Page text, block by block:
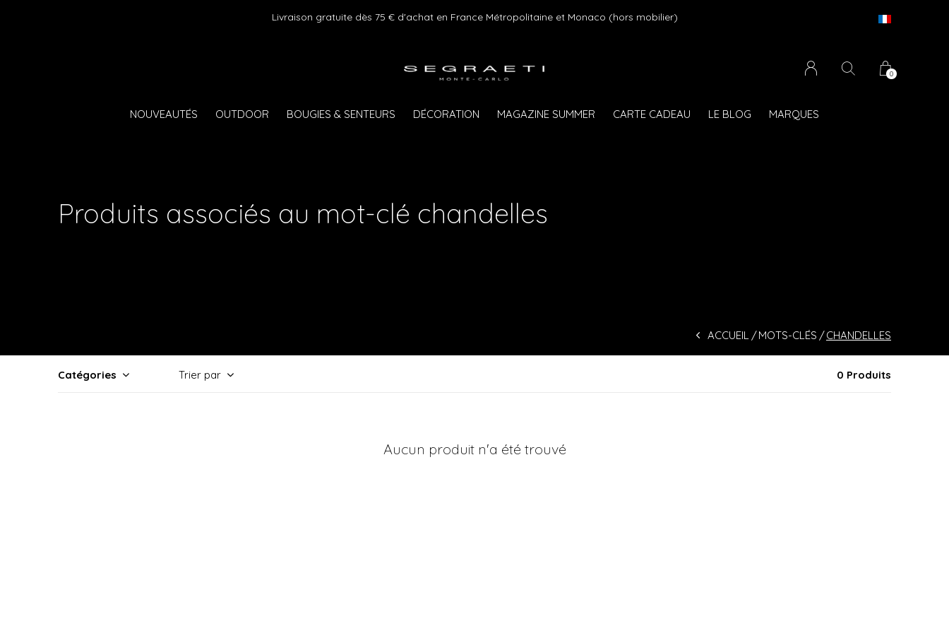
NOUVEAUTÉS OUTDOOR BOUGIES & SENTEURS DÉCORATION MAGAZINE SUMMER CARTE CADEAU LE BLOG MARQUES
0
Livraison gratuite dès 75 € d'achat en France Métropolitaine et Monaco (hors mobilier)
Produits associés au mot-clé chandelles
ACCUEIL MOTS-CLÉS CHANDELLES
Catégories Trier par 0 Produits
Aucun produit n'a été trouvé